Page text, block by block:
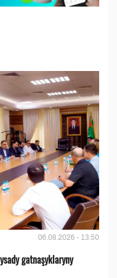
06.08.2026 - 13:50
gatnaşyklaryny